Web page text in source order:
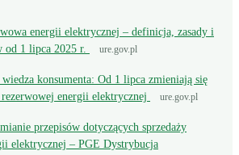
energii elektrycznej – definicja, zasady i
od 1 lipca 2025 r.
ure.gov.pl
konsumenta: Od 1 lipca zmieniają się
rezerwowej energii elektrycznej
ure.gov.pl
przepisów dotyczących sprzedaży
elektrycznej – PGE Dystrybucja